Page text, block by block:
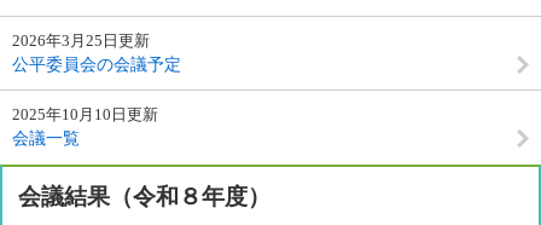
2026年3月25日更新
公平委員会の会議予定
2025年10月10日更新
会議一覧
会議結果（令和８年度）